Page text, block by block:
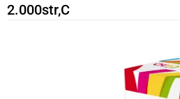
2.000str,C